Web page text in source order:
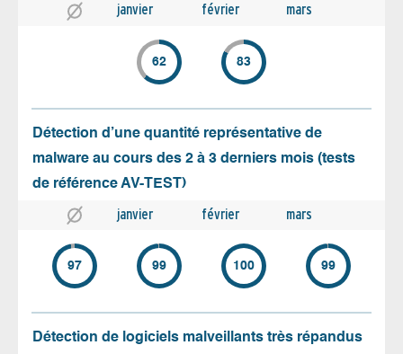
janvier février mars
62 83
Détection d’une quantité représentative de
malware au cours des 2 à 3 derniers mois (tests
de référence AV-TEST)
janvier février mars
97 99 100 99
Détection de logiciels malveillants très répandus